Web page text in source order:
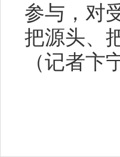
参与，对
把源头、
（记者卞